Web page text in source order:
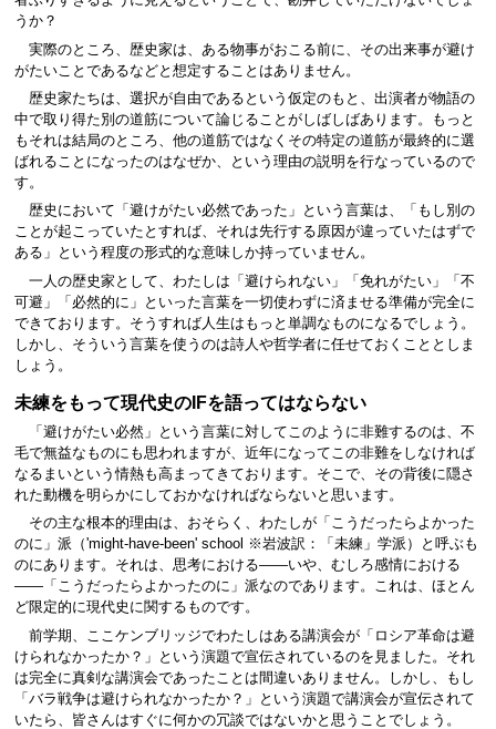
うか？
実際のところ、歴史家は、ある物事がおこる前に、その出来事が避け
がたいことであるなどと想定することはありません。
歴史家たちは、選択が自由であるという仮定のもと、出演者が物語の
中で取り得た別の道筋について論じることがしばしばあります。もっと
もそれは結局のところ、他の道筋ではなくその特定の道筋が最終的に選
ばれることになったのはなぜか、という理由の説明を行なっているので
す。
歴史において「避けがたい必然であった」という言葉は、「もし別の
ことが起こっていたとすれば、それは先行する原因が違っていたはずで
ある」という程度の形式的な意味しか持っていません。
一人の歴史家として、わたしは「避けられない」「免れがたい」「不
可避」「必然的に」といった言葉を一切使わずに済ませる準備が完全に
できております。そうすれば人生はもっと単調なものになるでしょう。
しかし、そういう言葉を使うのは詩人や哲学者に任せておくこととしま
しょう。
未練をもって現代史のIFを語ってはならない
「避けがたい必然」という言葉に対してこのように非難するのは、不
毛で無益なものにも思われますが、近年になってこの非難をしなければ
なるまいという情熱も高まってきております。そこで、その背後に隠さ
れた動機を明らかにしておかなければならないと思います。
その主な根本的理由は、おそらく、わたしが「こうだったらよかった
のに」派（'might-have-been' school ※岩波訳：「未練」学派）と呼ぶも
のにあります。それは、思考における――いや、むしろ感情における
――「こうだったらよかったのに」派なのであります。これは、ほとん
ど限定的に現代史に関するものです。
前学期、ここケンブリッジでわたしはある講演会が「ロシア革命は避
けられなかったか？」という演題で宣伝されているのを見ました。それ
は完全に真剣な講演会であったことは間違いありません。しかし、もし
「バラ戦争は避けられなかったか？」という演題で講演会が宣伝されて
いたら、皆さんはすぐに何かの冗談ではないかと思うことでしょう。